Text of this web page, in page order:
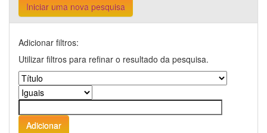
Iniciar uma nova pesquisa
Adicionar filtros:
Utilizar filtros para refinar o resultado da pesquisa.